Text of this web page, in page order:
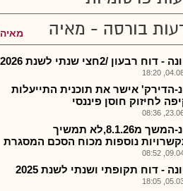
בורסה - מאיה
מאיה
רבעון /2חצי שנתי לשנת 2026
הדירק' אישר את תוכנית התייעלות
לחיזוק חוסן פיננסי
טקטנ-המשך מ8.1.26,לא תמשיך
נוספות מכוח הסכם המסגרת
- דוח תקופתי ושנתי לשנת 2025